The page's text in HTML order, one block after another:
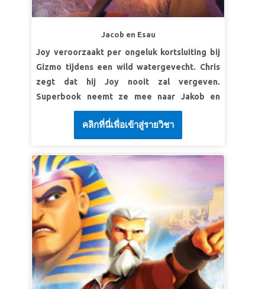
SuperWaarheid:Ik zal God gehoorzamen, zelfs
hem niets!" zei de engel. "Nu weet ik dat u
God echt gehoorzaamt, want u was bereid om
hem uw enige zoon te geven." Genesis 22:12
(BB)
LES 3: "GOD VOORZIET"
Zichzelf voor mij.
SuperVers: “Want God had de wereld zo lief
dat Hij Zijn eniggeboren Zoon heeft
gegeven, zodat iedereen die in Hem gelooft
niet verloren gaat, maar eeuwig leven heeft.”
John 3:16 (NBG)
Jacob en Esau
Joy veroorzaakt per ongeluk kortsluiting bij
Gizmo tijdens een wild watergevecht. Chris
zegt dat hij Joy nooit zal vergeven.
Superbook neemt ze mee naar Jakob en
Ezau; een tweeling die niet met elkaar
overweg kan. Ontdek hoe Jakob zijn vader
bedriegt, van Ezau steelt en vervolgens
vlucht voor zijn leven. Zie het spannende
moment waarop de broers elkaar eindelijk
weer ontmoeten. De kinderen leren hoe
relaties die hopeloos verbroken lijken, door
vergeving hersteld worden!
LES WE DELEN IN GODS ZEGENINGEN
SuperWaarheid:Ik ben een kind van God en ik
deel in al Zijn zegeningen.
SuperVers:"Ezau smeekte: 'Heb je maar één
คลิกที่นี่เพื่อเข้าสู่รายวิชา